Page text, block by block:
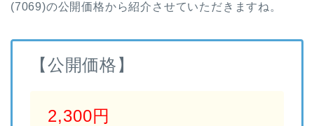
(7069)の公開価格から紹介させていただきますね。
【公開価格】
2,300円